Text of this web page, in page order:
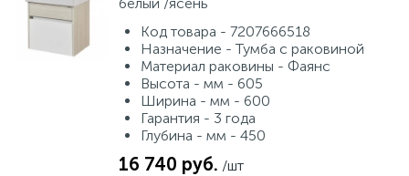
Код товара - 7207666518
Назначение - Тумба с раковиной
Материал раковины - Фаянс
Высота - мм - 605
Ширина - мм - 600
Гарантия - 3 года
Глубина - мм - 450
16 740 руб. /шт